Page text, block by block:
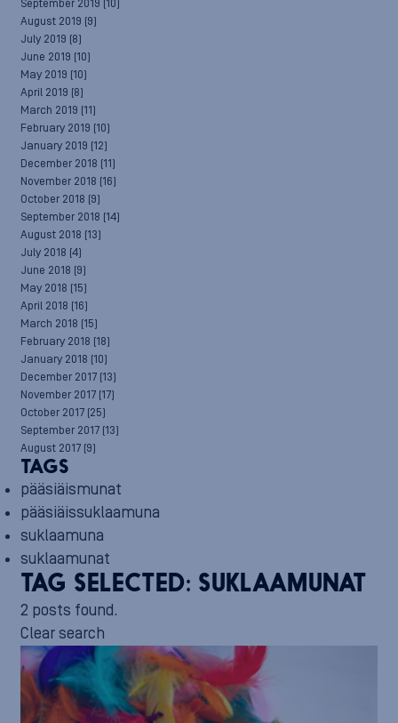
September 2019 (10)
August 2019 (9)
July 2019 (8)
June 2019 (10)
May 2019 (10)
April 2019 (8)
March 2019 (11)
February 2019 (10)
January 2019 (12)
December 2018 (11)
November 2018 (16)
October 2018 (9)
September 2018 (14)
August 2018 (13)
July 2018 (4)
June 2018 (9)
May 2018 (15)
April 2018 (16)
March 2018 (15)
February 2018 (18)
January 2018 (10)
December 2017 (13)
November 2017 (17)
October 2017 (25)
September 2017 (13)
August 2017 (9)
TAGS
pääsiäismunat
pääsiäissuklaamuna
suklaamuna
suklaamunat
TAG SELECTED: SUKLAAMUNAT
2 posts found.
Clear search